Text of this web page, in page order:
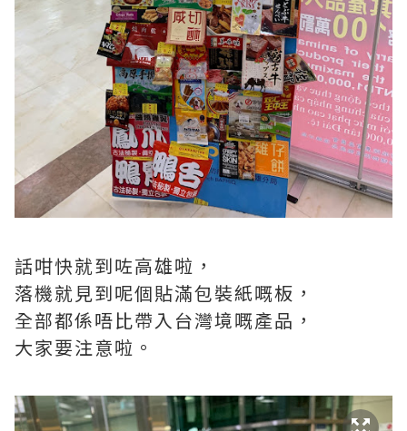
話咁快就到咗高雄啦，
落機就見到呢個貼滿包裝紙嘅板，
全部都係唔比帶入台灣境嘅產品，
大家要注意啦。